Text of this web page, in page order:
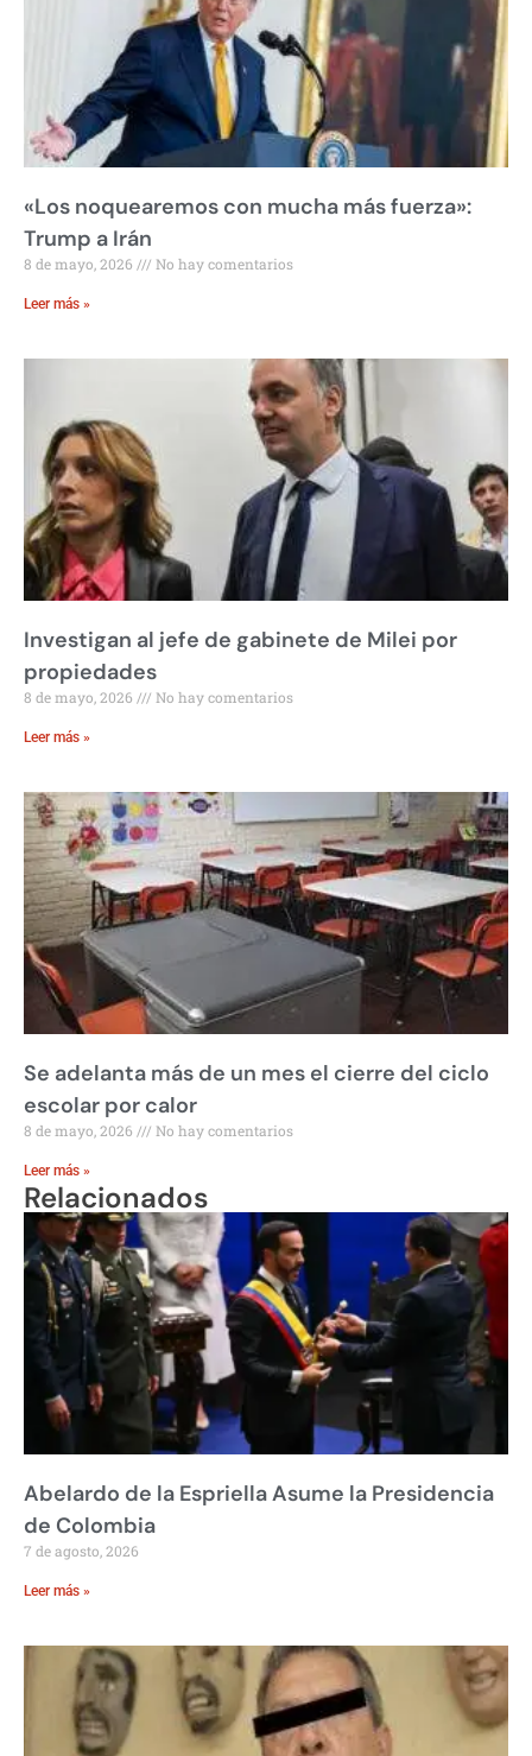
«Los noquearemos con mucha más fuerza»:
Trump a Irán
8 de mayo, 2026 No hay comentarios
Leer más »
Investigan al jefe de gabinete de Milei por
propiedades
8 de mayo, 2026 No hay comentarios
Leer más »
Se adelanta más de un mes el cierre del ciclo
escolar por calor
8 de mayo, 2026 No hay comentarios
Leer más »
Relacionados
Abelardo de la Espriella Asume la Presidencia
de Colombia
7 de agosto, 2026
Leer más »